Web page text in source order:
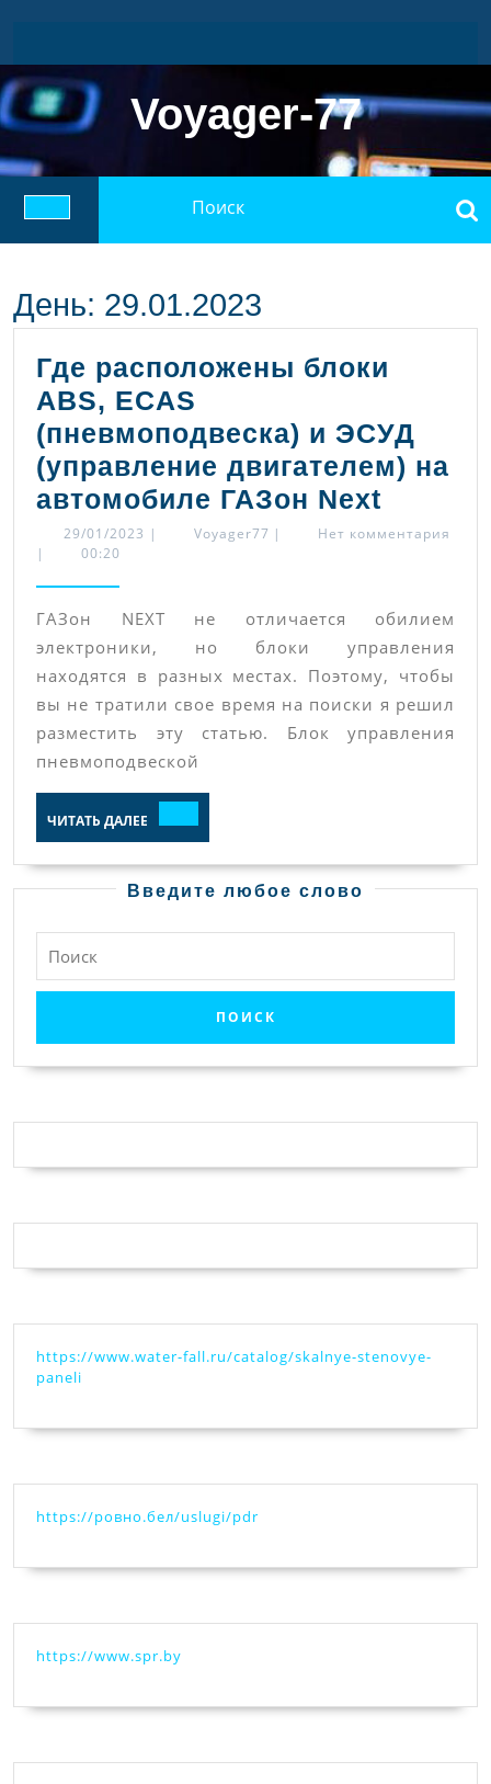
Voyager-77
Кнопка
Открыть
День: 29.01.2023
Где расположены блоки
ABS, ECAS
(пневмоподвеска) и ЭСУД
(управление двигателем) на
автомобиле ГАЗон Next
ECAS
и
ЭСУД
ГАЗон
Next
29/01/2023 29/01/2023
| Voyager77 Voyager77
|
Нет комментария
|
00:20
ГАЗон NEXT не отличается обилием
электроники, но блоки управления
находятся в разных местах. Поэтому, чтобы
вы не тратили свое время на поиски я решил
разместить эту статью. Блок управления
пневмоподвеской
ЧИТАТЬ ДАЛЕЕ ДАЛЕЕ
Введите любое слово
https://www.water-fall.ru/catalog/skalnye-stenovye-
paneli
https://ровно.бел/uslugi/pdr
https://www.spr.by